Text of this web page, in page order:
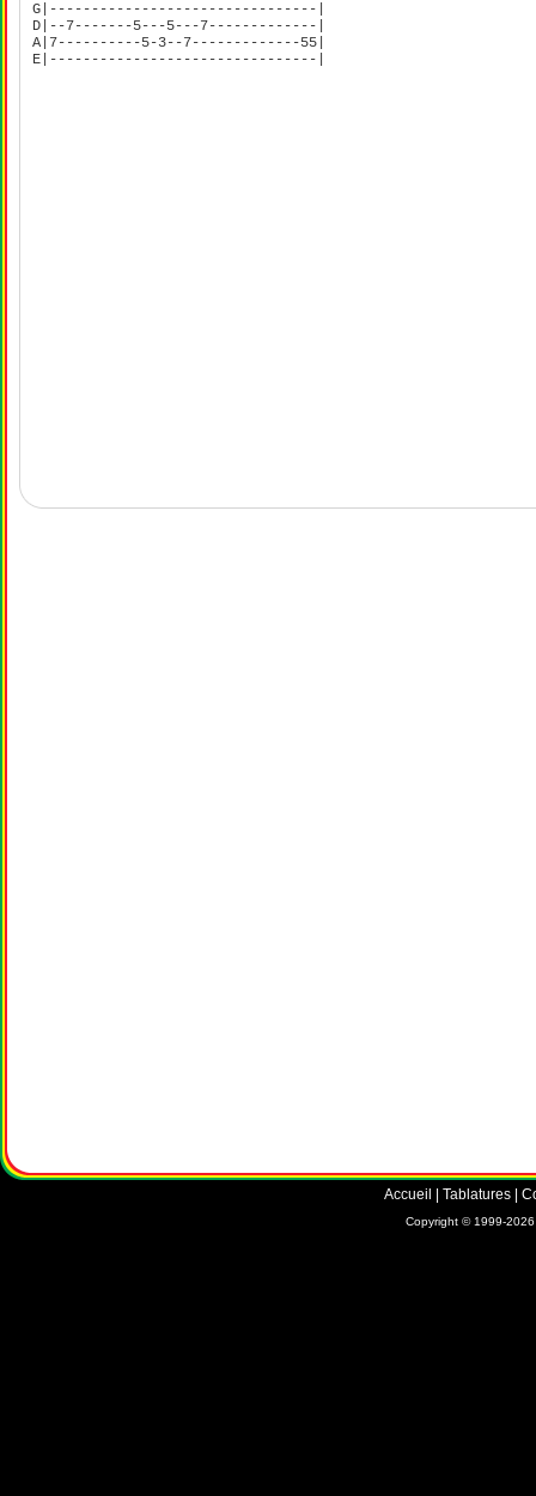
G|--------------------------------|
D|--7-------5---5---7-------------|
A|7----------5-3--7-------------55|
E|--------------------------------|
Accueil Tablatures
Copyright © 1999-